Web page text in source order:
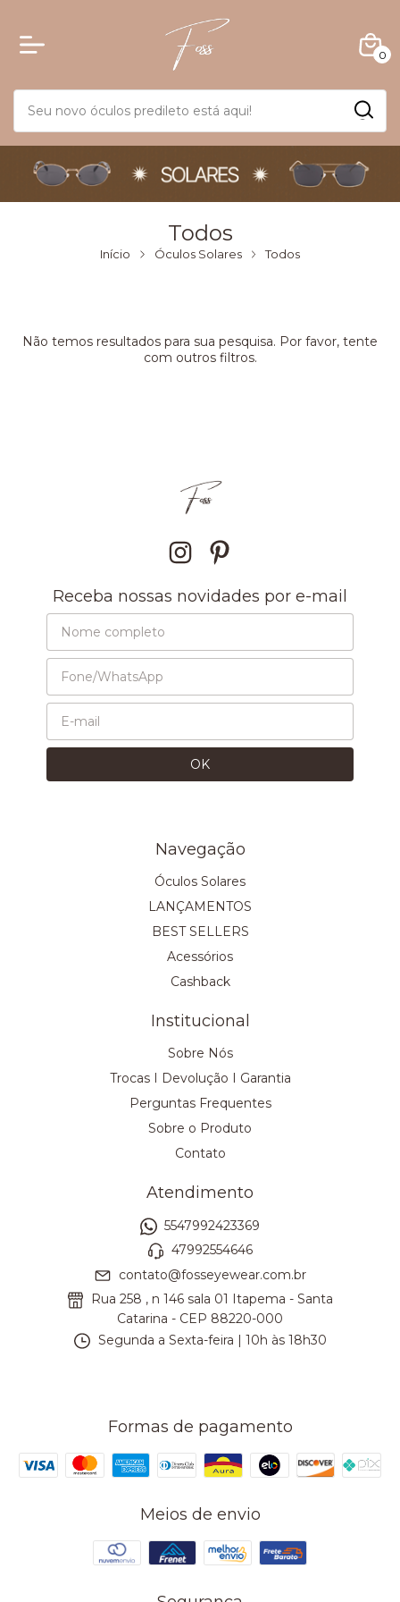
0
Todos
Início Óculos Solares Todos
Não temos resultados para sua pesquisa. Por favor, tente
com outros filtros.
Receba nossas novidades por e-mail
Navegação
Óculos Solares
LANÇAMENTOS
BEST SELLERS
Acessórios
Cashback
Institucional
Sobre Nós
Trocas I Devolução I Garantia
Perguntas Frequentes
Sobre o Produto
Contato
Atendimento
5547992423369
47992554646
contato@fosseyewear.com.br
Rua 258 , n 146 sala 01 Itapema - Santa
Catarina - CEP 88220-000
Segunda a Sexta-feira | 10h às 18h30
Formas de pagamento
Meios de envio